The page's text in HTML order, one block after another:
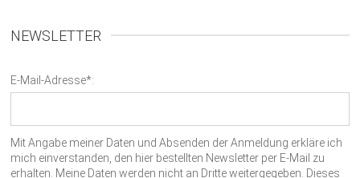
NEWSLETTER
E-Mail-Adresse*:
Mit Angabe meiner Daten und Absenden der Anmeldung erkläre ich
mich einverstanden, den hier bestellten Newsletter per E-Mail zu
erhalten. Meine Daten werden nicht an Dritte weitergegeben. Dieses